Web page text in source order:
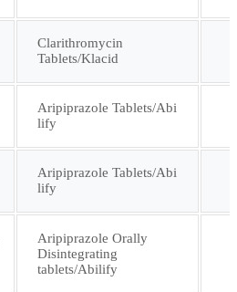
第一百零四批
第一百零六批
Clarithromycin
Tablets/Klacid
Aripiprazole Tablets/Abi
lify
Aripiprazole Tablets/Abi
lify
Aripiprazole Orally
Disintegrating
tablets/Abilify